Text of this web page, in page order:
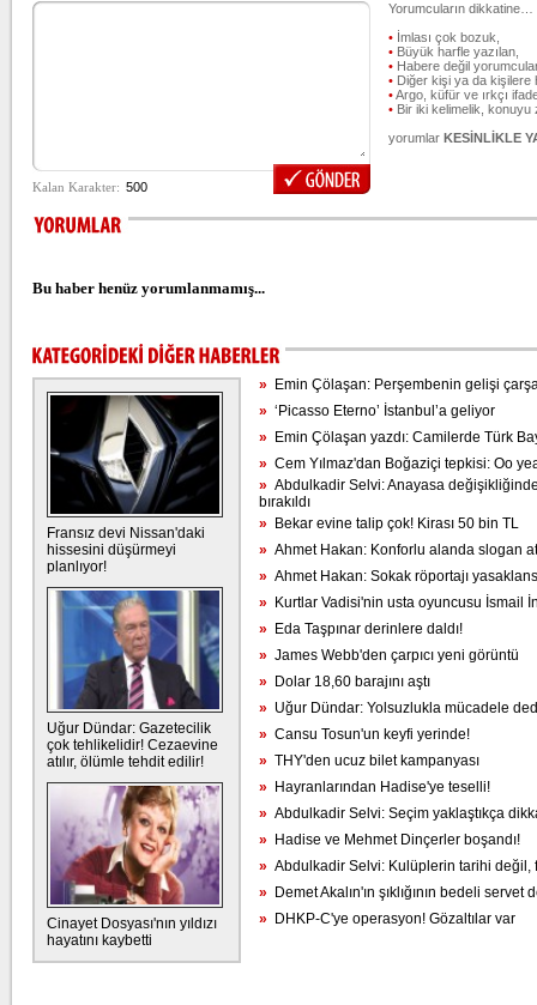
Yorumcuların dikkatine…
• İmlası çok bozuk,
• Büyük harfle yazılan,
• Habere değil
• Diğer kişi ya da kişilere
•Argo, küfür ve ırkçı
• Bir iki kelimelik, konuyu
yorumlar KESİNLİKLE
Bu haber henüz yorumlanmamış...
Fransız devi Nissan'daki
hissesini düşürmeyi
planlıyor!
Uğur Dündar: Gazetecilik
çok tehlikelidir! Cezaevine
atılır, ölümle tehdit edilir!
Cinayet Dosyası'nın yıldızı
hayatını kaybetti
» Emin Çölaşan: Perşembenin gelişi
» ‘Picasso Eterno’ İstanbul’a geliyor
» Emin Çölaşan yazdı: Camilerde Türk
» Cem Yılmaz'dan Boğaziçi tepkisi: Oo
» Abdulkadir Selvi: Anayasa
bırakıldı
» Bekar evine talip çok! Kirası 50 bin TL
» Ahmet Hakan: Konforlu alanda slogan
» Ahmet Hakan: Sokak röportajı
» Kurtlar Vadisi'nin usta oyuncusu İsmail
» Eda Taşpınar derinlere daldı!
» James Webb'den çarpıcı yeni görüntü
» Dolar 18,60 barajını aştı
» Uğur Dündar: Yolsuzlukla mücadele
» Cansu Tosun'un keyfi yerinde!
» THY'den ucuz bilet kampanyası
» Hayranlarından Hadise'ye teselli!
» Abdulkadir Selvi: Seçim yaklaştıkça
» Hadise ve Mehmet Dinçerler boşandı!
» Abdulkadir Selvi: Kulüplerin tarihi değil,
» Demet Akalın'ın şıklığının bedeli servet
» DHKP-C'ye operasyon! Gözaltılar var